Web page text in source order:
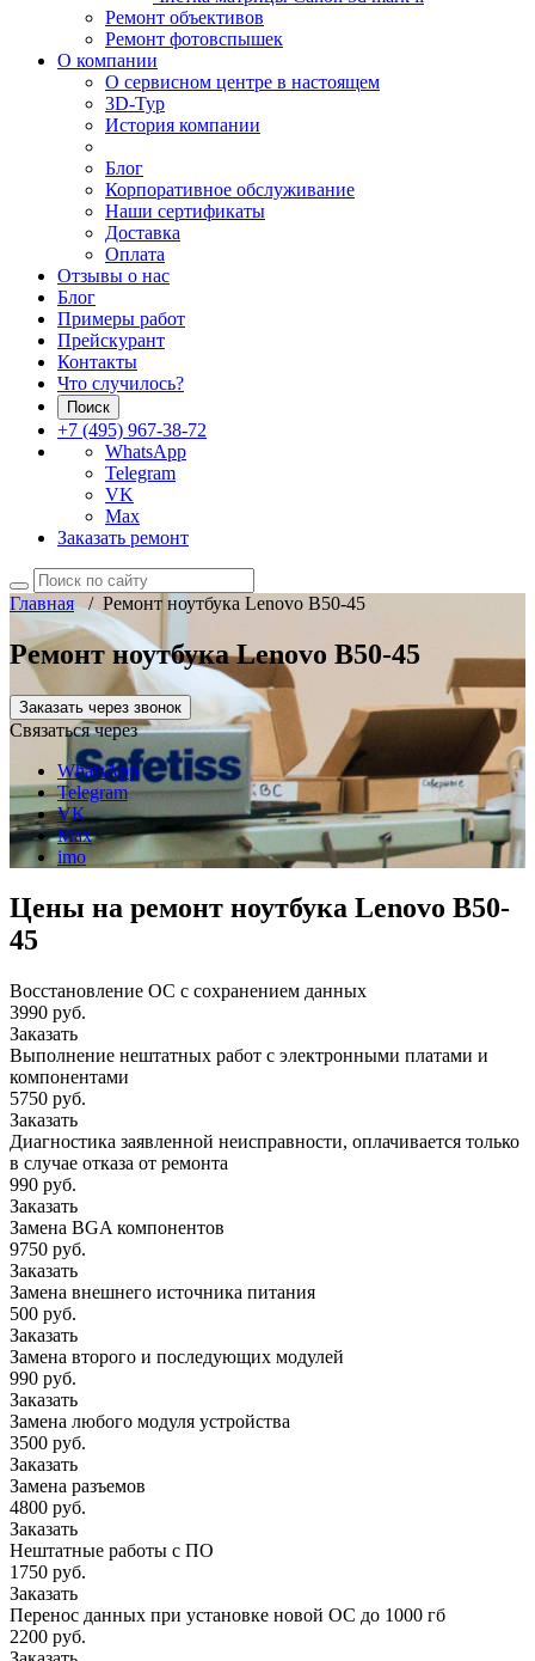
Ремонт объективов
Ремонт фотовспышек
О компании
О сервисном центре в настоящем
3D-Тур
История компании
Блог
Корпоративное обслуживание
Наши сертификаты
Доставка
Оплата
Отзывы о нас
Блог
Примеры работ
Прейскурант
Контакты
Что случилось?
Поиск
+7 (495) 967-38-72
WhatsApp
Telegram
VK
Max
Заказать ремонт
Главная/ Ремонт ноутбука Lenovo B50-45
Ремонт ноутбука Lenovo B50-45
Заказать через звонок
Связаться через
WhatsApp
Telegram
VK
Max
imo
Цены на ремонт ноутбука Lenovo B50-
45
Восстановление ОС с сохранением данных
3990 руб.
Заказать
Выполнение нештатных работ с электронными платами и
компонентами
5750 руб.
Заказать
Диагностика заявленной неисправности, оплачивается только
в случае отказа от ремонта
990 руб.
Заказать
Замена BGA компонентов
9750 руб.
Заказать
Замена внешнего источника питания
500 руб.
Заказать
Замена второго и последующих модулей
990 руб.
Заказать
Замена любого модуля устройства
3500 руб.
Заказать
Замена разъемов
4800 руб.
Заказать
Нештатные работы с ПО
1750 руб.
Заказать
Перенос данных при установке новой ОС до 1000 гб
2200 руб.